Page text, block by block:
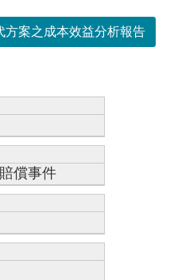
方案之成本效益分析報告
償事件